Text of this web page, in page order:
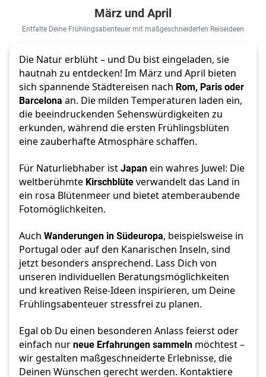
März und April
Entfalte Deine Frühlingsabenteuer mit maßgeschneiderten Reiseideen
Die Natur erblüht – und Du bist eingeladen, sie
hautnah zu entdecken! Im März und April bieten
sich spannende Städtereisen nach Rom, Paris oder
Barcelona an. Die milden Temperaturen laden ein,
die beeindruckenden Sehenswürdigkeiten zu
erkunden, während die ersten Frühlingsblüten
eine zauberhafte Atmosphäre schaffen.
Für Naturliebhaber ist Japan ein wahres Juwel: Die
weltberühmte Kirschblüte verwandelt das Land in
ein rosa Blütenmeer und bietet atemberaubende
Fotomöglichkeiten.
Auch Wanderungen in Südeuropa, beispielsweise in
Portugal oder auf den Kanarischen Inseln, sind
jetzt besonders ansprechend. Lass Dich von
unseren individuellen Beratungsmöglichkeiten
und kreativen Reise-Ideen inspirieren, um Deine
Frühlingsabenteuer stressfrei zu planen.
Egal ob Du einen besonderen Anlass feierst oder
einfach nur neue Erfahrungen sammeln möchtest –
wir gestalten maßgeschneiderte Erlebnisse, die
Deinen Wünschen gerecht werden. Kontaktiere